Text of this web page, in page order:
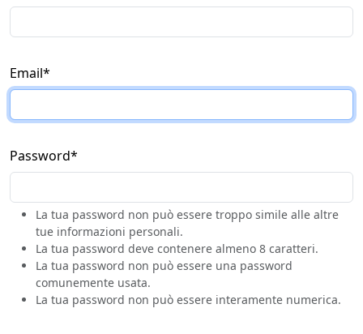
Email*
Password*
La tua password non può essere troppo simile alle altre
tue informazioni personali.
La tua password deve contenere almeno 8 caratteri.
La tua password non può essere una password
comunemente usata.
La tua password non può essere interamente numerica.